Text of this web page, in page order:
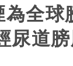
全球
尿道